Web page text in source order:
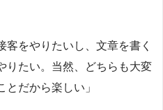
客をやりたいし、文章を書く
りたい。当然、どちらも大変
だから楽しい」